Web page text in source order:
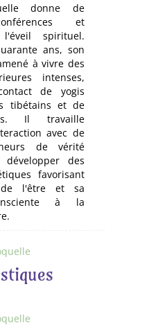
donne de
et
spirituel.
ans, son
à vivre des
intenses,
de yogis
tibétains et de
Il travaille
avec de
de vérité
des
favorisant
l'être et sa
à la